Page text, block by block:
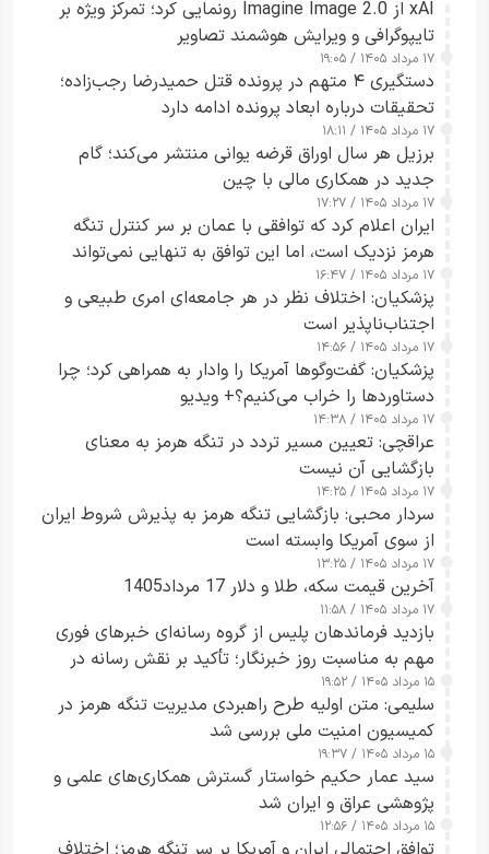
xAI از Imagine Image 2.0 رونمایی کرد؛ تمرکز ویژه بر
تایپوگرافی و ویرایش هوشمند تصاویر
۱۷ مرداد ۱۴۰۵ / ۱۹:۰۵
دستگیری ۴ متهم در پرونده قتل حمیدرضا رجب‌زاده؛
تحقیقات درباره ابعاد پرونده ادامه دارد
۱۷ مرداد ۱۴۰۵ / ۱۸:۱۱
برزیل هر سال اوراق قرضه یوانی منتشر می‌کند؛ گام
جدید در همکاری مالی با چین
۱۷ مرداد ۱۴۰۵ / ۱۷:۲۷
ایران اعلام کرد که توافقی با عمان بر سر کنترل تنگه
هرمز نزدیک است، اما این توافق به تنهایی نمی‌تواند
آبراه را آزاد کند
۱۷ مرداد ۱۴۰۵ / ۱۶:۴۷
پزشکیان: اختلاف نظر در هر جامعه‌ای امری طبیعی و
اجتناب‌ناپذیر است
۱۷ مرداد ۱۴۰۵ / ۱۴:۵۶
پزشکیان: گفت‌وگوها آمریکا را وادار به همراهی کرد؛ چرا
دستاوردها را خراب می‌کنیم؟+ ویدیو
۱۷ مرداد ۱۴۰۵ / ۱۴:۳۸
عراقچی: تعیین مسیر تردد در تنگه هرمز به معنای
بازگشایی آن نیست
۱۷ مرداد ۱۴۰۵ / ۱۴:۲۵
سردار محبی: بازگشایی تنگه هرمز به پذیرش شروط ایران
از سوی آمریکا وابسته است
۱۷ مرداد ۱۴۰۵ / ۱۳:۲۵
آخرین قیمت سکه، طلا و دلار 17 مرداد1405
۱۷ مرداد ۱۴۰۵ / ۱۱:۵۸
بازدید فرماندهان پلیس از گروه رسانه‌ای خبرهای فوری
مهم به مناسبت روز خبرنگار؛ تأکید بر نقش رسانه در
تقویت امنیت و اعتماد عمومی
۱۵ مرداد ۱۴۰۵ / ۱۹:۵۲
سلیمی: متن اولیه طرح راهبردی مدیریت تنگه هرمز در
کمیسیون امنیت ملی بررسی شد
۱۵ مرداد ۱۴۰۵ / ۱۹:۳۷
سید عمار حکیم خواستار گسترش همکاری‌های علمی و
پژوهشی عراق و ایران شد
۱۵ مرداد ۱۴۰۵ / ۱۲:۵۶